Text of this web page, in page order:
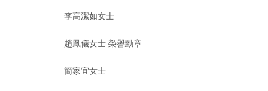
李高潔如女士
趙鳳儀女士 榮譽勳章
簡家宜女士